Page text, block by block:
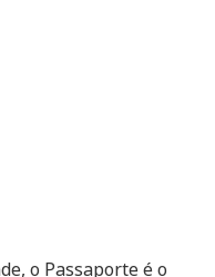
o Passaporte é o